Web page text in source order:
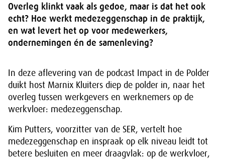
Overleg klinkt vaak als gedoe, maar is dat het ook
echt? Hoe werkt medezeggenschap in de praktijk,
en wat levert het op voor medewerkers,
ondernemingen én de samenleving?
In deze aflevering van de podcast Impact in de Polder
duikt host Marnix Kluiters diep de polder in, naar het
overleg tussen werkgevers en werknemers op de
werkvloer: medezeggenschap.
Kim Putters, voorzitter van de SER, vertelt hoe
medezeggenschap en inspraak op elk niveau leidt tot
betere besluiten en meer draagvlak: op de werkvloer,